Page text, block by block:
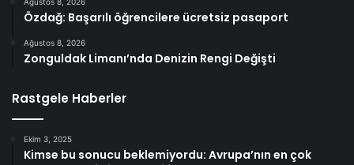
Özdağ: Başarılı öğrencilere ücretsiz pasaport
Ağustos 8, 2026
Zonguldak Limanı’nda Denizin Rengi Değişti
Rastgele Haberler
Ekim 3, 2025
Kimse bu sonucu beklemiyordu: Avrupa’nın en çok